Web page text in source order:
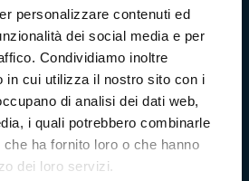
personalizzare contenuti ed
dei social media e per
Condividiamo inoltre
in cui utilizza il nostro sito con i
di analisi dei dati web,
i quali potrebbero combinarle
ha fornito loro o che hanno
dei loro servizi.